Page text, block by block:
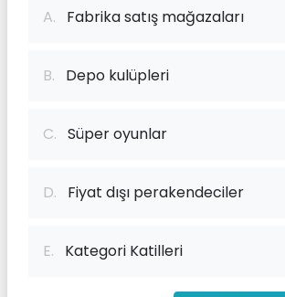
A. Fabrika satış mağazaları
B. Depo kulüpleri
C. Süper oyunlar
D. Fiyat dışı perakendeciler
E. Kategori Katilleri